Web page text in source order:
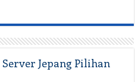
Jepang Pilihan